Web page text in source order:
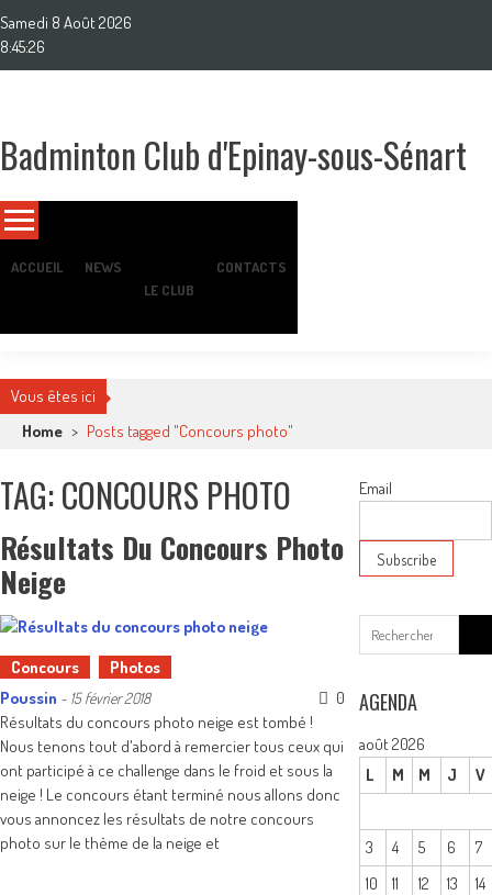
to
content
Samedi 8 Août 2026
8:45:28
Badminton Club d'Epinay-sous-Sénart
ACCUEIL
NEWS
LE CLUB
CONTACTS
Vous êtes ici
Home > Posts tagged "Concours photo"
TAG: CONCOURS PHOTO
Résultats Du Concours Photo
Neige
Concours
Photos
Poussin - 15 février 2018
0
Résultats du concours photo neige est tombé !
Nous tenons tout d'abord à remercier tous ceux qui
ont participé à ce challenge dans le froid et sous la
neige ! Le concours étant terminé nous allons donc
vous annoncez les résultats de notre concours
photo sur le thème de la neige et
Email
for:
AGENDA
août 2026
L
M M J V
3 4 5 6
7
10
11 12 13
14